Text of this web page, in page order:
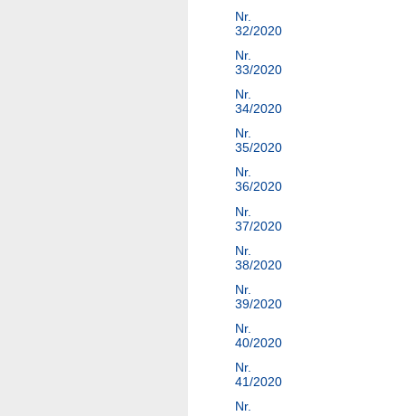
Nr.
32/2020
Nr.
33/2020
Nr.
34/2020
Nr.
35/2020
Nr.
36/2020
Nr.
37/2020
Nr.
38/2020
Nr.
39/2020
Nr.
40/2020
Nr.
41/2020
Nr.